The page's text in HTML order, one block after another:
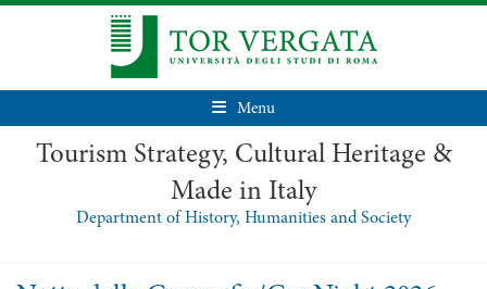
Menu
Tourism Strategy, Cultural Heritage &
Made in Italy
Department of History, Humanities and Society